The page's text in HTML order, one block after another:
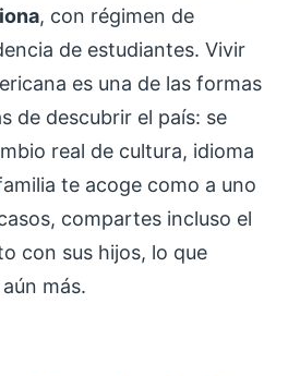
, con régimen de
de estudiantes. Vivir
es una de las formas
de descubrir el país: se
real de cultura, idioma
te acoge como a uno
compartes incluso el
con sus hijos, lo que
más.